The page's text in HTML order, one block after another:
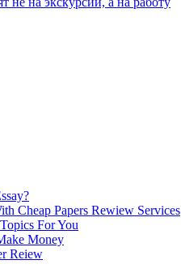
Cheap Papers Rewiew Services
For You
Money
Reiew